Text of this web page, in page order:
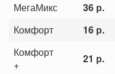
МегаМикс
36 р.
Комфорт
16 р.
Комфорт
+
21 р.